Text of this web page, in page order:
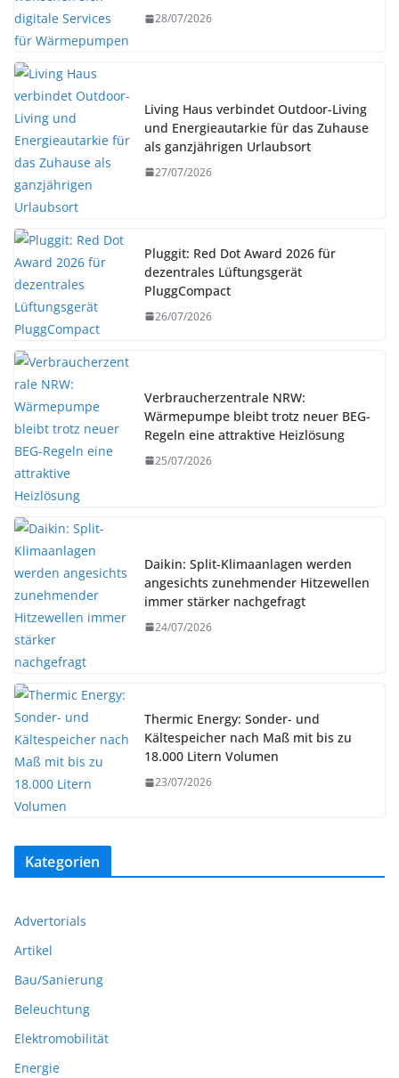
28/07/2026
Living Haus verbindet Outdoor-Living
und Energieautarkie für das Zuhause
als ganzjährigen Urlaubsort
27/07/2026
Pluggit: Red Dot Award 2026 für
dezentrales Lüftungsgerät
PluggCompact
26/07/2026
Verbraucherzentrale NRW:
Wärmepumpe bleibt trotz neuer BEG-
Regeln eine attraktive Heizlösung
25/07/2026
Daikin: Split-Klimaanlagen werden
angesichts zunehmender Hitzewellen
immer stärker nachgefragt
24/07/2026
Thermic Energy: Sonder- und
Kältespeicher nach Maß mit bis zu
18.000 Litern Volumen
23/07/2026
Kategorien
Advertorials
Artikel
Bau/Sanierung
Beleuchtung
Elektromobilität
Energie